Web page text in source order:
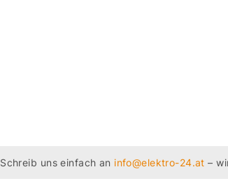
Schreib uns einfach an info@elektro-24.at –